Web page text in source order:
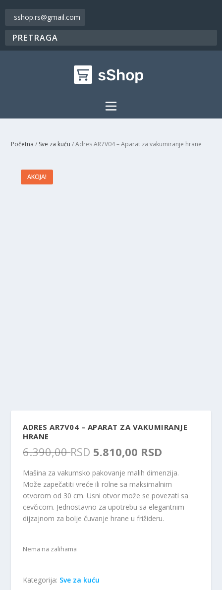
sshop.rs@gmail.com
Početna / Sve za kuću / Adres AR7V04 – Aparat za vakumiranje hrane
AKCIJA!
ADRES AR7V04 – APARAT ZA VAKUMIRANJE
HRANE
6.390,00RSD O
i
g
i
n
a
n
5.810,00 RSD
e
n
u
t
n
Mašina za vakumsko pakovanje malih dimenzija.
Može zapečatiti vreće ili rolne sa maksimalnim
otvorom od 30 cm. Usni otvor može se povezati sa
cevčicom. Jednostavno za upotrebu sa elegantnim
dijzajnom za bolje čuvanje hrane u frižideru.
Nema na zalihama
Kategorija: Sve za kuću